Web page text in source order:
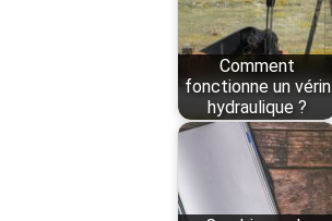
Comment
fonctionne un vérin
hydraulique ?